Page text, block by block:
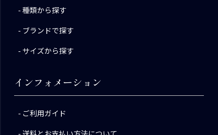
種類から探す
ブランドで探す
サイズから探す
インフォメーション
ご利用ガイド